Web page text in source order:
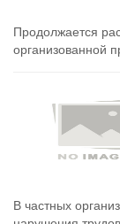
Продолжается
организованной
В частных